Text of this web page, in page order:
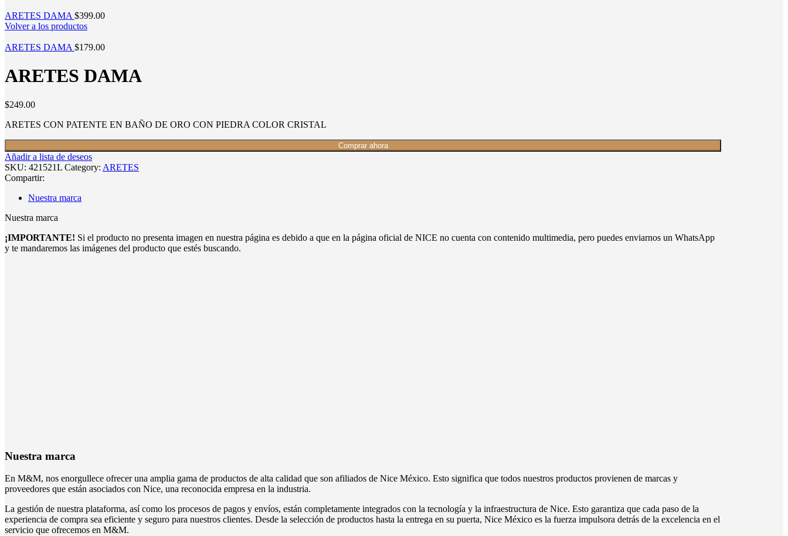
ARETES DAMA $399.00
Volver a los productos
ARETES DAMA $179.00
ARETES DAMA
$249.00
ARETES CON PATENTE EN BAÑO DE ORO CON PIEDRA COLOR CRISTAL
Comprar ahora
Añadir a lista de deseos
SKU: 421521L Category: ARETES
Compartir:
Nuestra marca
Nuestra marca
¡IMPORTANTE! Si el producto no presenta imagen en nuestra página es debido a que en la página oficial de NICE no cuenta con contenido multimedia, pero puedes enviarnos un WhatsApp
y te mandaremos las imágenes del producto que estés buscando.
Nuestra marca
En M&M, nos enorgullece ofrecer una amplia gama de productos de alta calidad que son afiliados de Nice México. Esto significa que todos nuestros productos provienen de marcas y
proveedores que están asociados con Nice, una reconocida empresa en la industria.
La gestión de nuestra plataforma, así como los procesos de pagos y envíos, están completamente integrados con la tecnología y la infraestructura de Nice. Esto garantiza que cada paso de la
experiencia de compra sea eficiente y seguro para nuestros clientes. Desde la selección de productos hasta la entrega en su puerta, Nice México es la fuerza impulsora detrás de la excelencia en el
servicio que ofrecemos en M&M.